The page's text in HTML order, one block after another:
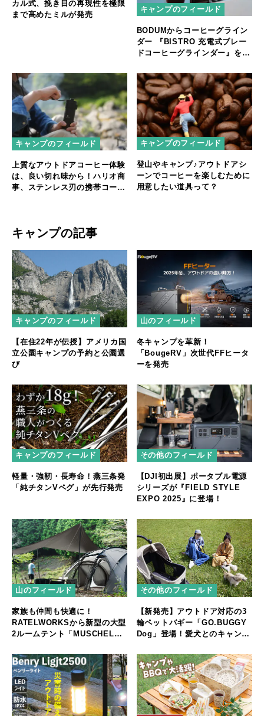
カル式、挽き目の再現性を極限
まで高めたミルが発売
キャンプのフィールド
BODUMからコーヒーグライン
ダー 『BISTRO 充電式ブレー
ドコーヒーグラインダー』を発
キャンプのフィールド
上質なアウトドアコーヒー体験
は、良い切れ味から！ハリオ商
事、ステンレス刃の携帯コーヒ
キャンプのフィールド
登山やキャンプ♪アウトドアシ
ーンでコーヒーを楽しむために
用意したい道具って？
キャンプの記事
キャンプのフィールド
【在住22年が伝授】アメリカ国
立公園キャンプの予約と公園選
び
山のフィールド
冬キャンプを革新！
「BougeRV」次世代FFヒータ
ーを発売
キャンプのフィールド
軽量・強靭・長寿命！燕三条発
「純チタンVペグ」が先行発売
その他のフィールド
【DJI初出展】ポータブル電源
シリーズが『FIELD STYLE
EXPO 2025』に登場！
山のフィールド
家族も仲間も快適に！
RATELWORKSから新型の大型
2ルームテント「MUSCHEL」
その他のフィールド
【新発売】アウトドア対応の3
輪ペットバギー「GO.BUGGY
Dog」登場！愛犬とのキャンプ